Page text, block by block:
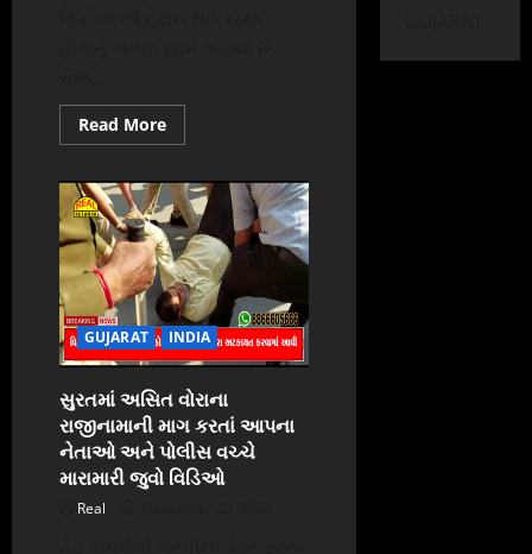
Read MoreRead
more
કતારગામમાં
દૂધ
ચોરનો,
આતંક
જુવો
લાઈવ
દૂધ
ચોરી
GUJARAT INDIA
સુરતમાં અસિત વોરાના
રાજીનામાની માગ કરતાં આપના
નેતાઓ અને પોલીસ વચ્ચે
મારામારી જુવો વિડિઓ
Real